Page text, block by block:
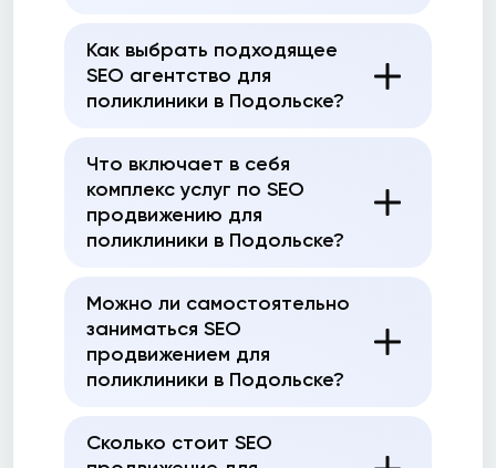
Как выбрать подходящее
SEO агентство для
поликлиники в Подольске?
Что включает в себя
комплекс услуг по SEO
продвижению для
поликлиники в Подольске?
Можно ли самостоятельно
заниматься SEO
продвижением для
поликлиники в Подольске?
Сколько стоит SEO